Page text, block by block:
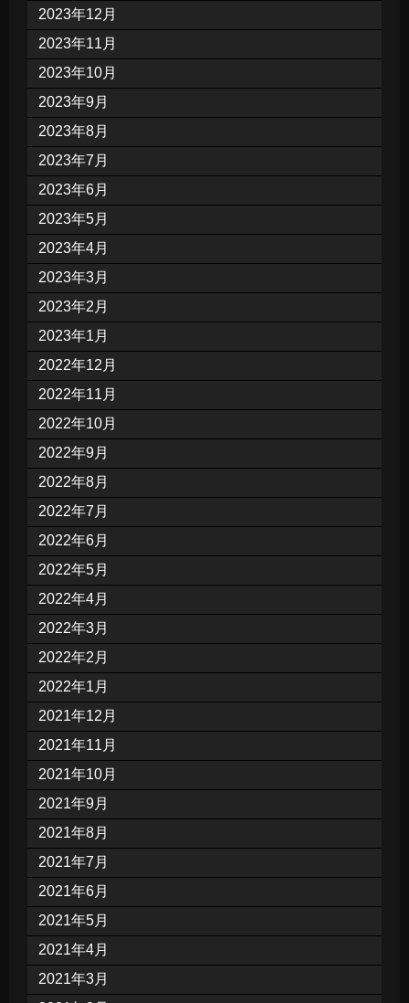
2023年12月
2023年11月
2023年10月
2023年9月
2023年8月
2023年7月
2023年6月
2023年5月
2023年4月
2023年3月
2023年2月
2023年1月
2022年12月
2022年11月
2022年10月
2022年9月
2022年8月
2022年7月
2022年6月
2022年5月
2022年4月
2022年3月
2022年2月
2022年1月
2021年12月
2021年11月
2021年10月
2021年9月
2021年8月
2021年7月
2021年6月
2021年5月
2021年4月
2021年3月